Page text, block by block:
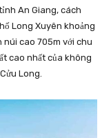
An Giang, cách
Long Xuyên khoảng
núi cao 705m với chu
cao nhất của không
Long.